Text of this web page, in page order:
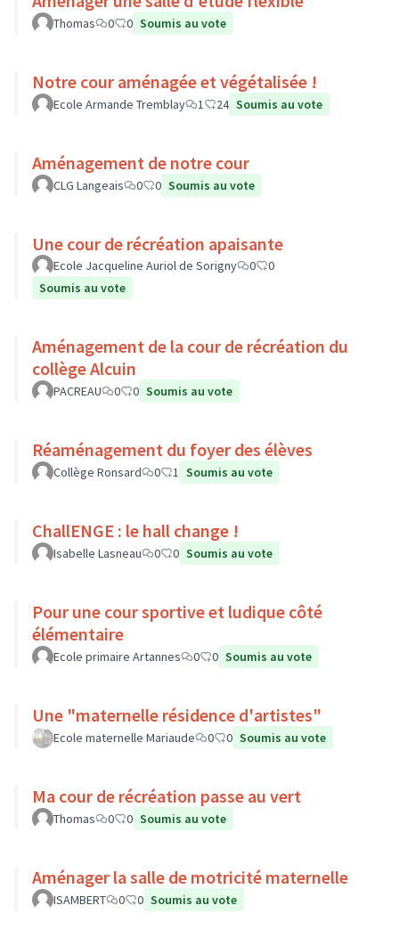
Thomas 0 0 Soumis au vote
Notre cour aménagée et végétalisée !
Ecole Armande Tremblay 1 24 Soumis au vote
Aménagement de notre cour
CLG Langeais 0 0 Soumis au vote
Une cour de récréation apaisante
Ecole Jacqueline Auriol de Sorigny 0
0
Soumis au vote
Aménagement de la cour de récréation du
collège Alcuin
PACREAU 0 0 Soumis au vote
Réaménagement du foyer des élèves
Collège Ronsard 0 1 Soumis au vote
ChallENGE : le hall change !
Isabelle Lasneau 0 0 Soumis au vote
Pour une cour sportive et ludique côté
élémentaire
Ecole primaire Artannes 0 0 Soumis au vote
Une "maternelle résidence d'artistes"
Ecole maternelle Mariaude 0 0 Soumis au vote
Ma cour de récréation passe au vert
Thomas 0 0 Soumis au vote
Aménager la salle de motricité maternelle
ISAMBERT 0 0 Soumis au vote